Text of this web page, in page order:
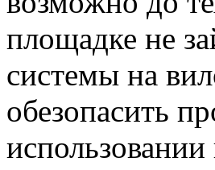
площадке не
системы на
обезопасить
использовании